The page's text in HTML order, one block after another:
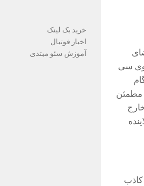
وی سی
مطمئن
خارج
کاذب
خرید بک لینک
اخبار فوتبال
آموزش سئو مبتدی